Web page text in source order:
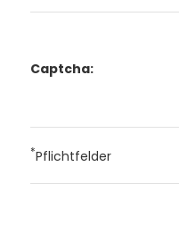
Captcha:
*Pflichtfelder